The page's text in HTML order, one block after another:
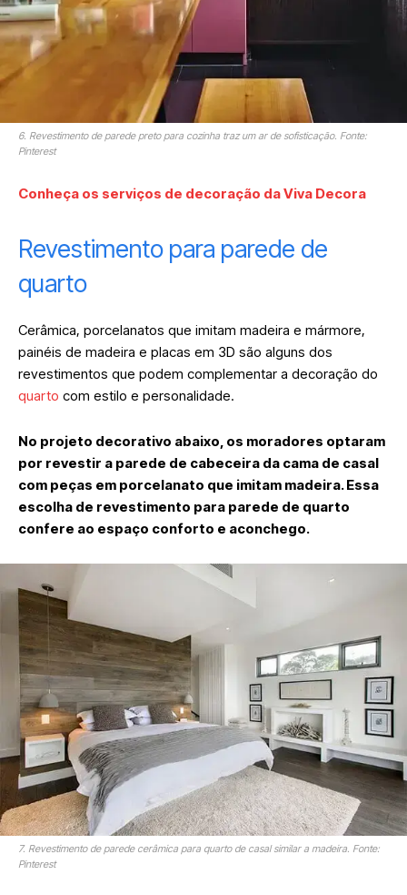
6. Revestimento de parede preto para cozinha traz um ar de sofisticação. Fonte:
Pinterest
Conheça os serviços de decoração da Viva Decora
Revestimento para parede de
quarto
Cerâmica, porcelanatos que imitam madeira e mármore,
painéis de madeira e placas em 3D são alguns dos
revestimentos que podem complementar a decoração do
quarto com estilo e personalidade.
No projeto decorativo abaixo, os moradores optaram
por revestir a parede de cabeceira da cama de casal
com peças em porcelanato que imitam madeira. Essa
escolha de revestimento para parede de quarto
confere ao espaço conforto e aconchego.
7. Revestimento de parede cerâmica para quarto de casal similar a madeira. Fonte:
Pinterest